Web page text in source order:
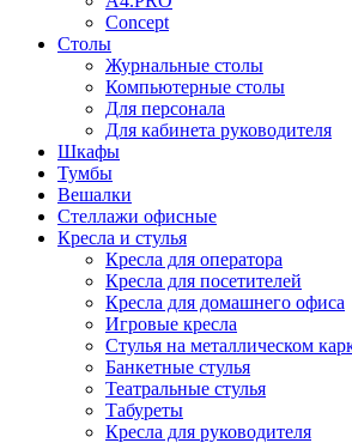
Concept
Столы
Журнальные столы
Компьютерные столы
Для персонала
Для кабинета руководителя
Шкафы
Тумбы
Вешалки
Стеллажи офисные
Кресла и стулья
Кресла для оператора
Кресла для посетителей
Кресла для домашнего офиса
Игровые кресла
Стулья на металлическом
Банкетные стулья
Театральные стулья
Табуреты
Кресла для руководителя